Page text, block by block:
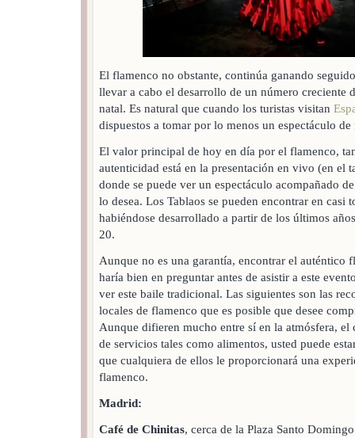
El flamenco no obstante, continúa ganando
llevar a cabo el desarrollo de un número creciente
natal. Es natural que cuando los turistas visitan
dispuestos a tomar por lo menos un espectáculo
El valor principal de hoy en día por el flamenco,
autenticidad está en la presentación en vivo (en el
donde se puede ver un espectáculo acompañado
lo desea. Los Tablaos se pueden encontrar en casi
habiéndose desarrollado a partir de los últimos
20.
Aunque no es una garantía, encontrar el auténtico
haría bien en preguntar antes de asistir a este
ver este baile tradicional. Las siguientes son las
locales de flamenco que es posible que desee
Aunque difieren mucho entre sí en la atmósfera, el
de servicios tales como alimentos, usted puede
que cualquiera de ellos le proporcionará una
flamenco.
Madrid:
Café de Chinitas, cerca de la Plaza Santo